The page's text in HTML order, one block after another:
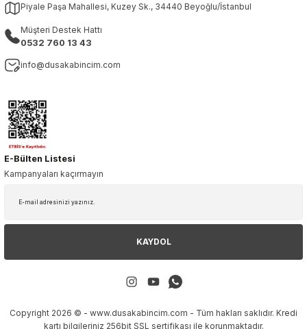
Piyale Paşa Mahallesi, Kuzey Sk., 34440 Beyoğlu/İstanbul
Müşteri Destek Hattı
0532 760 13 43
info@dusakabincim.com
E-Bülten Listesi
Kampanyaları kaçırmayın
KAYDOL
Copyright 2026 © - www.dusakabincim.com - Tüm hakları saklıdır. Kredi
kartı bilgileriniz 256bit SSL sertifikası ile korunmaktadır.